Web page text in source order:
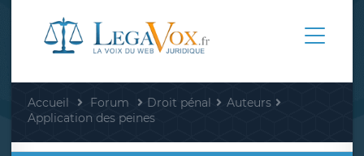
Accueil Forum Droit pénal
Auteurs
Application des peines